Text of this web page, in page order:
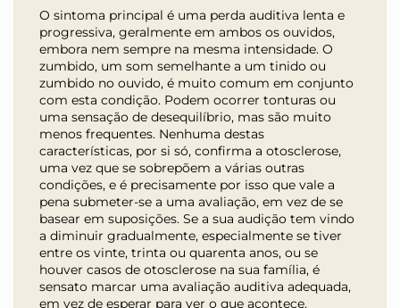
O sintoma principal é uma perda auditiva lenta e
progressiva, geralmente em ambos os ouvidos,
embora nem sempre na mesma intensidade. O
zumbido, um som semelhante a um tinido ou
zumbido no ouvido, é muito comum em conjunto
com esta condição. Podem ocorrer tonturas ou
uma sensação de desequilíbrio, mas são muito
menos frequentes. Nenhuma destas
características, por si só, confirma a otosclerose,
uma vez que se sobrepõem a várias outras
condições, e é precisamente por isso que vale a
pena submeter-se a uma avaliação, em vez de se
basear em suposições. Se a sua audição tem vindo
a diminuir gradualmente, especialmente se tiver
entre os vinte, trinta ou quarenta anos, ou se
houver casos de otosclerose na sua família, é
sensato marcar uma avaliação auditiva adequada,
em vez de esperar para ver o que acontece.